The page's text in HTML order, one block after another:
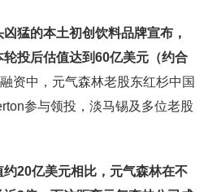
猛的本土初创饮料品牌宣布，
投后估值达到60亿美元（约合
资中，元气森林老股东红杉中国
参与领投，淡马锡及多位老股
20亿美元相比，元气森林在不